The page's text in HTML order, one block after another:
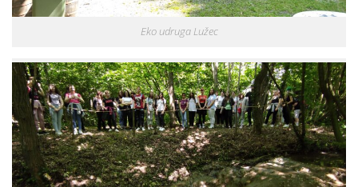
Eko udruga Lužec